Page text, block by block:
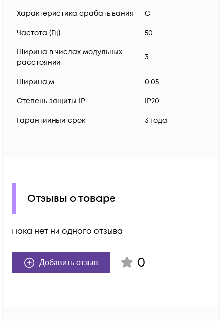
Характеристика срабатывания C
Частота (Гц) 50
Ширина в числах модульных
расстояний
3
Ширина,м 0.05
Степень защиты IP IP20
Гарантийный срок 3 года
Отзывы о товаре
Пока нет ни одного отзыва
Добавить отзыв 0